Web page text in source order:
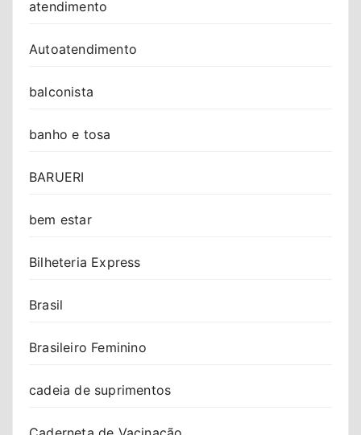
atendimento
Autoatendimento
balconista
banho e tosa
BARUERI
bem estar
Bilheteria Express
Brasil
Brasileiro Feminino
cadeia de suprimentos